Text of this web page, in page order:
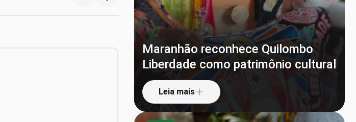
Maranhão reconhece Quilombo
Liberdade como patrimônio cultural
Leia mais